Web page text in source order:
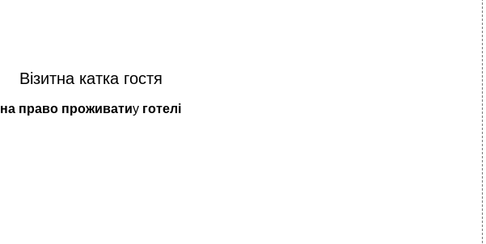
Візитна катка гостя
на право проживатиу готелі